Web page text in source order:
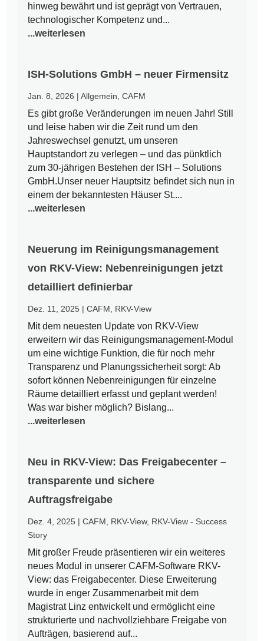
hinweg bewährt und ist geprägt von Vertrauen,
technologischer Kompetenz und...
...weiterlesen
ISH-Solutions GmbH – neuer Firmensitz
Jan. 8, 2026 |Allgemein ,CAFM
Es gibt große Veränderungen im neuen Jahr! Still
und leise haben wir die Zeit rund um den
Jahreswechsel genutzt, um unseren
Hauptstandort zu verlegen – und das pünktlich
zum 30-jährigen Bestehen der ISH – Solutions
GmbH.Unser neuer Hauptsitz befindet sich nun in
einem der bekanntesten Häuser St....
...weiterlesen
Neuerung im Reinigungsmanagement
von RKV-View: Nebenreinigungen jetzt
detailliert definierbar
Dez. 11, 2025 |CAFM RKV-View
Mit dem neuesten Update von RKV-View
erweitern wir das Reinigungsmanagement-Modul
um eine wichtige Funktion, die für noch mehr
Transparenz und Planungssicherheit sorgt: Ab
sofort können Nebenreinigungen für einzelne
Räume detailliert erfasst und geplant werden!
Was war bisher möglich? Bislang...
...weiterlesen
Neu in RKV-View: Das Freigabecenter –
transparente und sichere
Auftragsfreigabe
Dez. 4, 2025 |CAFM RKV-View, RKV-View - Success
Story
Mit großer Freude präsentieren wir ein weiteres
neues Modul in unserer CAFM-Software RKV-
View: das Freigabecenter. Diese Erweiterung
wurde in enger Zusammenarbeit mit dem
Magistrat Linz entwickelt und ermöglicht eine
strukturierte und nachvollziehbare Freigabe von
Aufträgen, basierend auf...